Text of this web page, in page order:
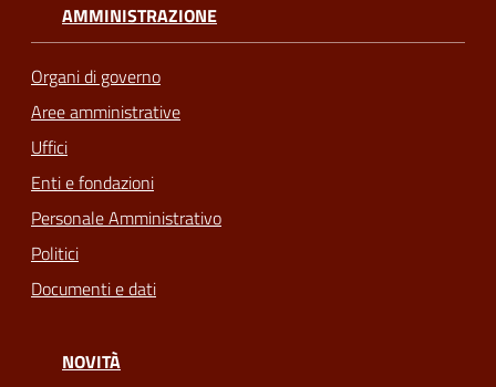
AMMINISTRAZIONE
Organi di governo
Aree amministrative
Uffici
Enti e fondazioni
Personale Amministrativo
Politici
Documenti e dati
NOVITÀ